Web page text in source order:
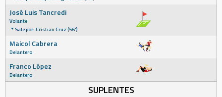
José Luis Tancredi
Volante
Sale por: Cristian Cruz (56')
Maicol Cabrera
Delantero
Franco López
Delantero
SUPLENTES